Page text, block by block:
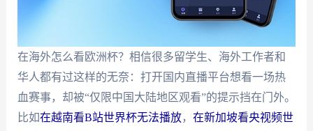
在海外怎么看欧洲杯？相信很多留学生、海外工作者和
华人都有过这样的无奈：打开国内直播平台想看一场热
血赛事，却被“仅限中国大陆地区观看”的提示挡在门外。
比如在越南看B站世界杯无法播放， 在新加坡看央视频世